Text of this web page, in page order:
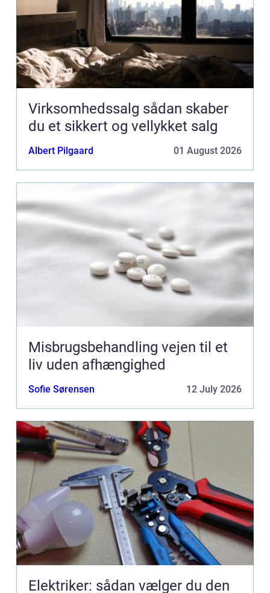
Virksomhedssalg sådan skaber
du et sikkert og vellykket salg
Albert Pilgaard 01 August 2026
Misbrugsbehandling vejen til et
liv uden afhængighed
Sofie Sørensen 12 July 2026
Elektriker: sådan vælger du den